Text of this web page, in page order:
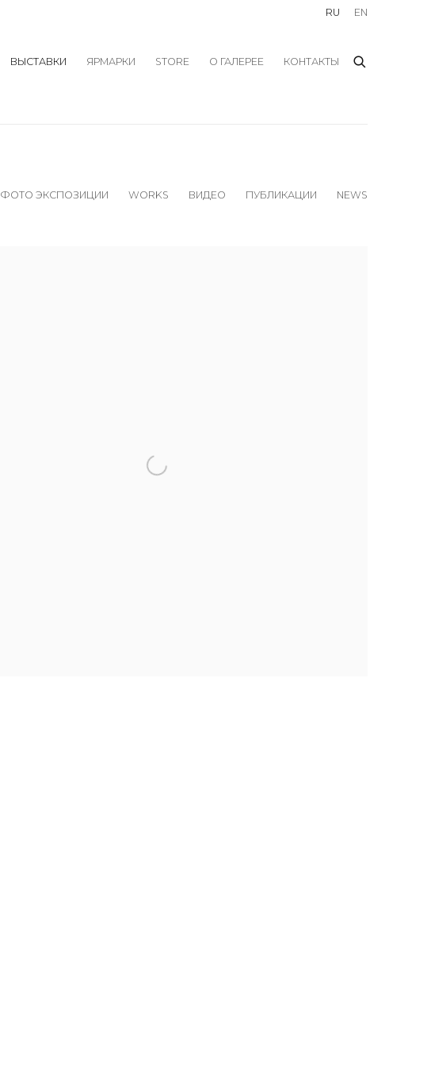
ВЫСТАВКИ ЯРМАРКИ STORE О ГАЛЕРЕЕ КОНТАКТЫ
RU EN
ФОТО ЭКСПОЗИЦИИ WORKS ВИДЕО ПУБЛИКАЦИИ NEWS